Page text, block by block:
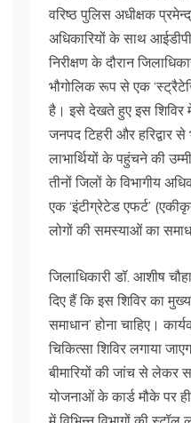
वरिष्ठ पुलिस अधीक्षक
अधिकारियों के साथ
निरीक्षण के दौरान
भौगोलिक रूप से एक
है। इसे देखते हुए इस शिविर
जनपद टिहरी और
लाभार्थियों के पहुंचने की
तीनों जिलों के विभागीय
एक ‘इंटीग्रेटेड एफर्ट’
लोगों की समस्याओं का
जिलाधिकारी डॉ. आशीष
दिए हैं कि इस शिविर का
समाधान’ होना चाहिए।
चिकित्सा शिविर लगाया
बीमारियों की जांच से लेकर
योजनाओं के कार्ड मौके पर